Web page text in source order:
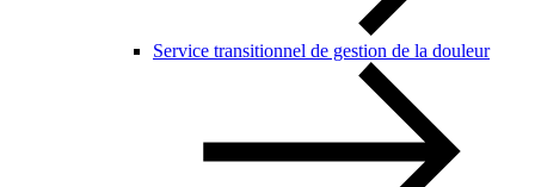
Service transitionnel de gestion de la douleur